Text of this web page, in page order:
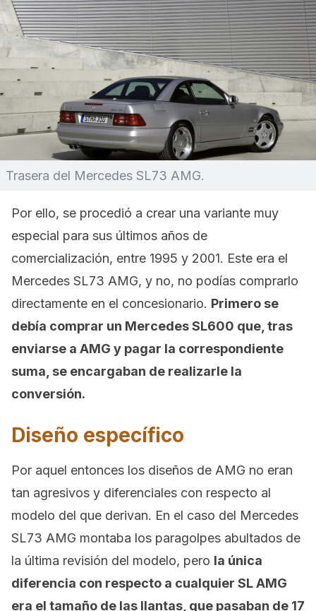
Trasera del Mercedes SL73 AMG.
Por ello, se procedió a crear una variante muy
especial para sus últimos años de
comercialización, entre 1995 y 2001. Este era el
Mercedes SL73 AMG, y no, no podías comprarlo
directamente en el concesionario. Primero se
debía comprar un Mercedes SL600 que, tras
enviarse a AMG y pagar la correspondiente
suma, se encargaban de realizarle la
conversión.
Diseño específico
Por aquel entonces los diseños de AMG no eran
tan agresivos y diferenciales con respecto al
modelo del que derivan. En el caso del Mercedes
SL73 AMG montaba los paragolpes abultados de
la última revisión del modelo, pero la única
diferencia con respecto a cualquier SL AMG
era el tamaño de las llantas, que pasaban de 17